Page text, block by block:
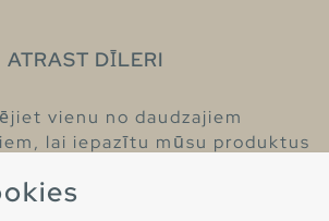
ATRAST DĪLERI
vienu no daudzajiem
lai iepazītu mūsu produktus